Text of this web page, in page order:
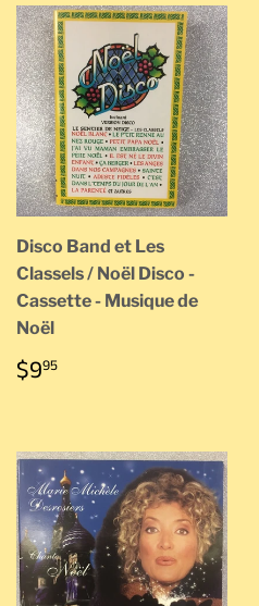
Disco Band et Les
Classels / Noël Disco -
Cassette - Musique de
Noël
PRIX
RÉGULIER
$995